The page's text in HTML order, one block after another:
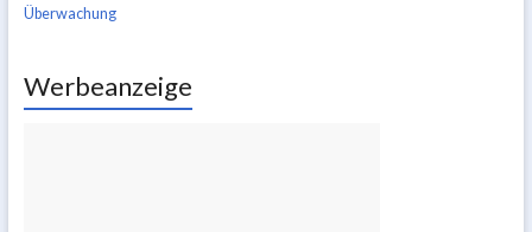
Überwachung
Werbeanzeige